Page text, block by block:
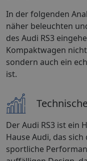
In der folgenden
näher beleuchten
des Audi RS3
Kompaktwagen
sondern auch ein
ist.
Der Audi RS3 ist ein
Hause Audi, das
sportliche